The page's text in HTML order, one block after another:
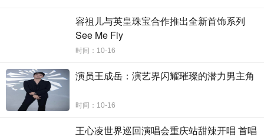
容祖儿与英皇珠宝合作推出全新首饰系列
See Me Fly
时间：10-16
演员王成岳：演艺界闪耀璀璨的潜力男主角
时间：10-16
王心凌世界巡回演唱会重庆站甜辣开唱 首唱